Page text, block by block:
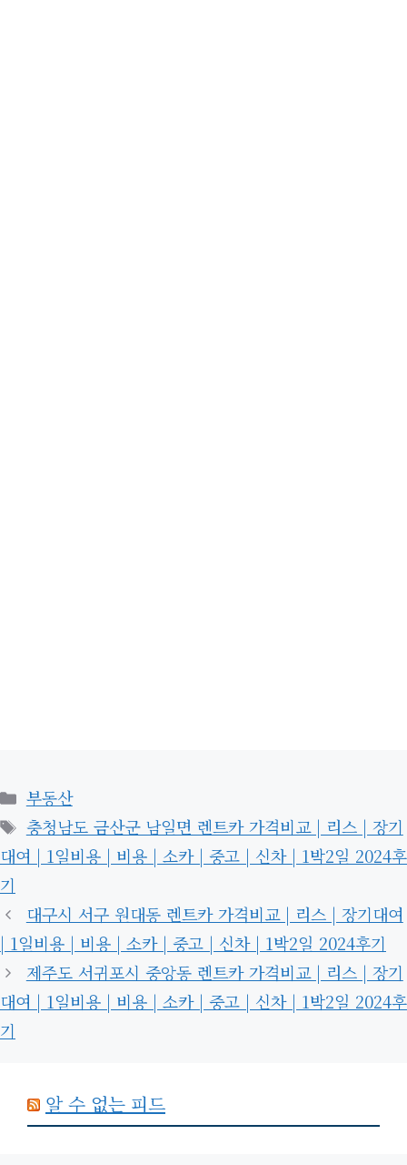
카
테
고
리
부동산
태
그
충청남도 금산군 남일면 렌트카 가격비교 | 리스 | 장기
대여 | 1일비용 | 비용 | 소카 | 중고 | 신차 | 1박2일 2024후
기
대구시 서구 원대동 렌트카 가격비교 | 리스 | 장기대여
| 1일비용 | 비용 | 소카 | 중고 | 신차 | 1박2일 2024후기
제주도 서귀포시 중앙동 렌트카 가격비교 | 리스 | 장기
대여 | 1일비용 | 비용 | 소카 | 중고 | 신차 | 1박2일 2024후
기
알 수 없는 피드